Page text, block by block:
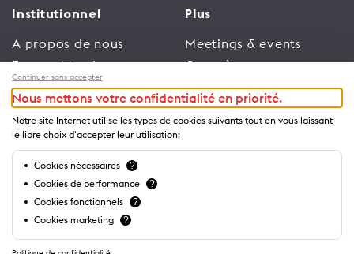
Institutionnel
A propos de nous
Espace Membres
Emploi
Conditions générales
d’utilisation
Politique de
confidentialité
Plus
Meetings & events
Congrès
Trade
Espace Médias
Annonceurs
Brochures et guides
Continuer sans accepter
Nous mettons votre confidentialité en priorité.
Notre site Internet utilise les types de cookies suivants tout en vous laissant
le libre choix d'accepter leur utilisation:
Cookies nécessaires ?
Cookies de performance ?
Cookies fonctionnels ?
Cookies marketing ?